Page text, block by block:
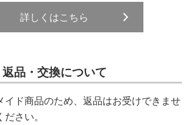
詳しくはこちら
返品・交換について
イド商品のため、返品はお受けできませ
さい。